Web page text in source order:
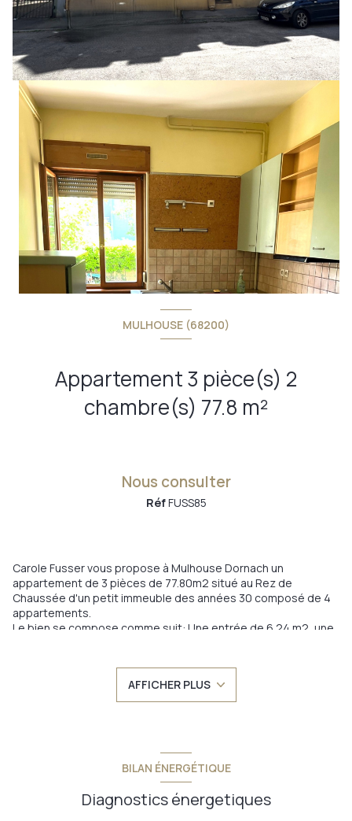
+2
MULHOUSE (68200)
Appartement 3 pièce(s) 2
chambre(s) 77.8 m²
Nous consulter
RéfFUSS85
Carole Fusser vous propose à Mulhouse Dornach un
appartement de 3 pièces de 77.80m2 situé au Rez de
Chaussée d'un petit immeuble des années 30 composé de 4
appartements.
Le bien se compose comme suit: Une entrée de 6.24 m2, une
WC séparé de 6.1 m2.
Une cave de 13 m2, un débarras de 1.2 m2 et un petit espace
jardin complétent cette offre.
generales de l'immeuble
Pour plus de renseignements merci de me contacter au
0686848656 carole.fusser@provimo.fr
AFFICHER PLUS
BILAN ÉNERGÉTIQUE
Diagnostics énergetiques